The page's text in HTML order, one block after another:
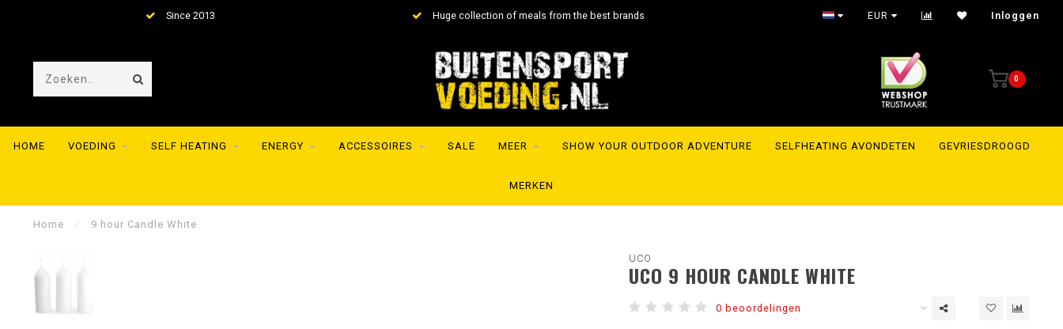
Since 2013 Huge collection of meals from the best brands Shipment within 24 hours to the whole of Europe
EUR Inloggen
0
HOME VOEDING SELF HEATING ENERGY ACCESSOIRES SALE MEER SHOW YOUR OUTDOOR ADVENTURE SELFHEATING AVONDETEN GEVRIESDROOGD
MERKEN
Home / 9 hour Candle White
UCO
UCO 9 HOUR CANDLE WHITE
0 beoordelingen